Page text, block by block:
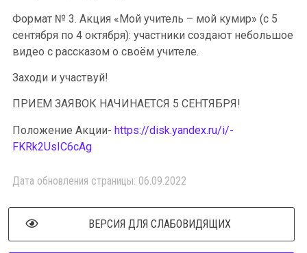
Формат № 3. Акция «Мой учитель – мой кумир» (с 5
сентября по 4 октября): участники создают небольшое
видео с рассказом о своём учителе.
Заходи и участвуй!
ПРИЕМ ЗАЯВОК НАЧИНАЕТСЯ 5 СЕНТЯБРЯ!
Положение Акции- https://disk.yandex.ru/i/-
FKRk2UsIC6cAg
Дата обновления страницы: 06.09.2022
ВЕРСИЯ ДЛЯ СЛАБОВИДЯЩИХ